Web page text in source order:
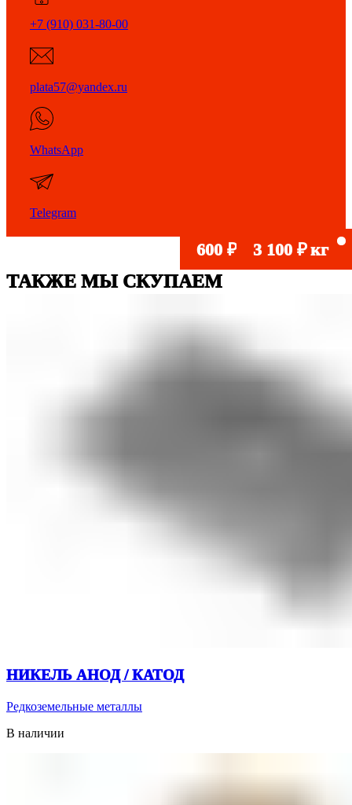
+7 (910) 031-80-00
plata57@yandex.ru
WhatsApp
Telegram
ТАКЖЕ МЫ СКУПАЕМ
НИКЕЛЬ АНОД / КАТОД
Редкоземельные металлы
В наличии
900 ₽кг
600 ₽ кг 100% Ni
750 ₽кг
120 ₽кг
140 ₽кг
3 100 ₽кг